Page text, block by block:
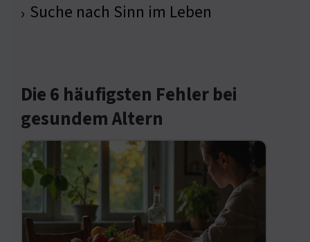
› Suche nach Sinn im Leben
Die 6 häufigsten Fehler bei
gesundem Altern